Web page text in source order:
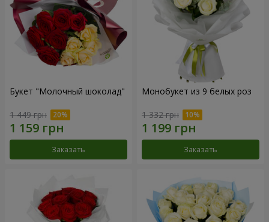
Букет "Молочный шоколад"
1 449 грн
Заказать
Монобукет из 9 белых роз
1 332 грн
Заказать